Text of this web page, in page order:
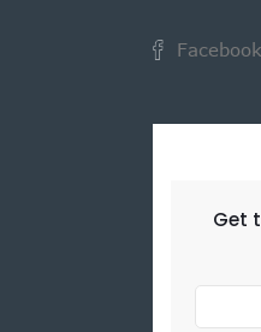
Facebook
Get